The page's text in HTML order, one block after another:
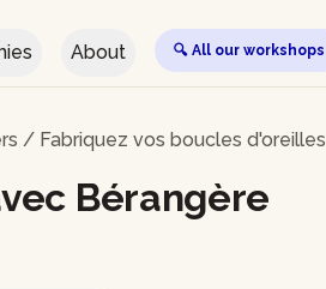
About 🔍 All our workshops
/ Fabriquez vos boucles d'oreilles
Bérangère